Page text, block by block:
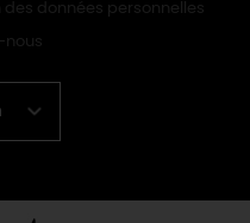
données personnelles
nous